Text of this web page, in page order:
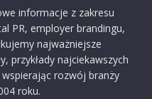
informacje z zakresu
PR, employer brandingu,
najważniejsze
przykłady najciekawszych
rozwój branży
roku.